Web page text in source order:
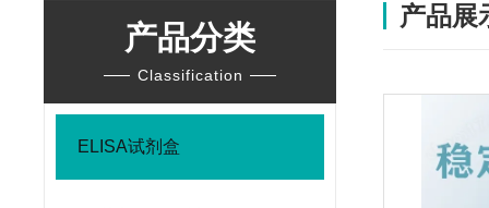
产品分类
Classification
ELISA试剂盒
产品展